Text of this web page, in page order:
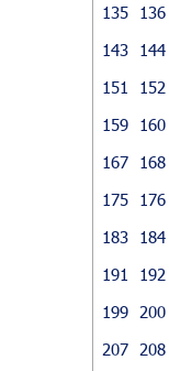
135
136
143
144
151
152
159
160
167
168
175
176
183
184
191
192
199
200
207
208